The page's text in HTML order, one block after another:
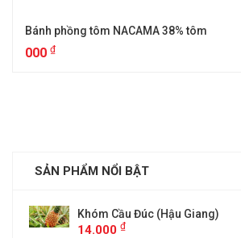
Bánh phồng tôm NACAMA 38% tôm
000 ₫
SẢN PHẨM NỔI BẬT
Khóm Cầu Đúc (Hậu Giang)
14.000 ₫